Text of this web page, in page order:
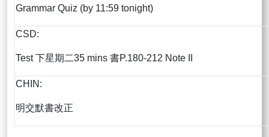
Grammar Quiz (by 11:59 tonight)
CSD:
Test 下星期二35 mins 書P.180-212 Note II
CHIN:
明交默書改正